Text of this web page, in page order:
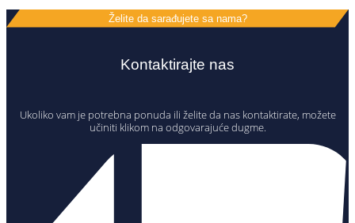
Želite da sarađujete sa nama?
Kontaktirajte nas
Ukoliko vam je potrebna ponuda ili želite da nas kontaktirate, možete
učiniti klikom na odgovarajuće dugme.